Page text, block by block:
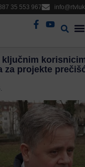
35 553 967
ključnim
za projekte